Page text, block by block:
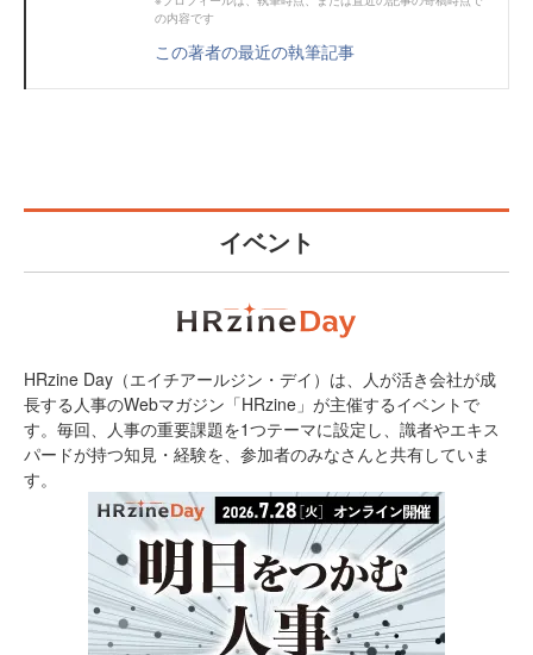
の内容です
この著者の最近の執筆記事
イベント
HRzine Day（エイチアールジン・デイ）は、人が活き会社が成
長する人事のWebマガジン「HRzine」が主催するイベントで
す。毎回、人事の重要課題を1つテーマに設定し、識者やエキス
パードが持つ知見・経験を、参加者のみなさんと共有していま
す。